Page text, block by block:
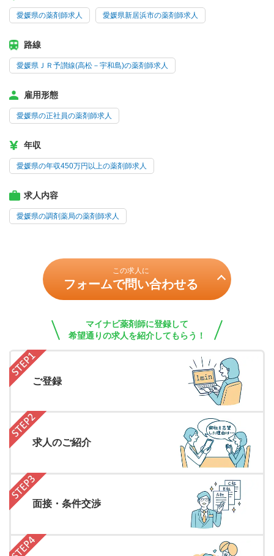
愛媛県の薬剤師求人 愛媛県新居浜市の薬剤師求人
路線
愛媛県ＪＲ予讃線(高松－宇和島)の薬剤師求人
雇用形態
愛媛県の正社員の薬剤師求人
年収
愛媛県の年収450万円以上の薬剤師求人
求人内容
愛媛県の調剤薬局の薬剤師求人
この求人に
フォームで問い合わせる
マイナビ薬剤師に登録して
希望通りの求人を紹介してもらう！
ご登録
求人のご紹介
面接・条件交渉